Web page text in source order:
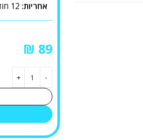
אחריות: 12 חודשים
₪